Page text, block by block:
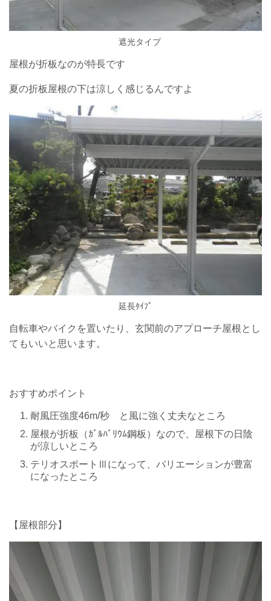
遮光タイプ
屋根が折板なのが特長です
夏の折板屋根の下は涼しく感じるんですよ
延長ﾀｲﾌﾟ
自転車やバイクを置いたり、玄関前のアプローチ屋根とし
てもいいと思います。
おすすめポイント
耐風圧強度46m/秒 と風に強く丈夫なところ
屋根が折板（ｶﾞﾙﾊﾞﾘｳﾑ鋼板）なので、屋根下の日陰
が涼しいところ
テリオスポートⅢになって、バリエーションが豊富
になったところ
【屋根部分】